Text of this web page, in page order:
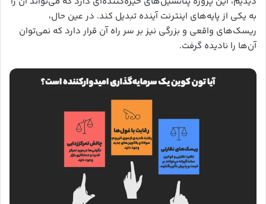
به یکی از پایه‌های اینترنت آینده تبدیل کند. در عین حال،
ریسک‌های واقعی و بزرگی نیز بر سر راه آن قرار دارد که نمی‌توان
آن‌ها را نادیده گرفت.